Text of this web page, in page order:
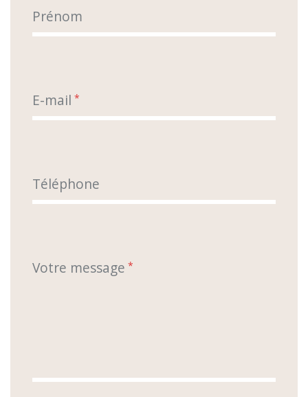
Prénom
E-mail *
Téléphone
Votre message *